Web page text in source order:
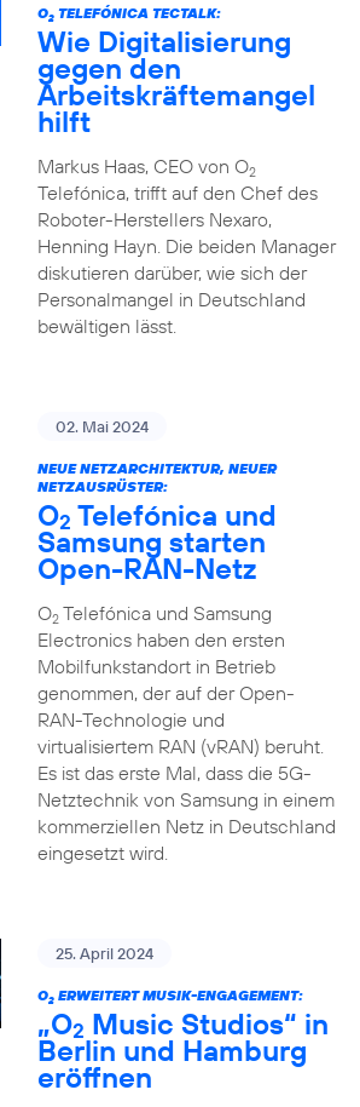
O2TELEFÓNICA TECTALK:
Wie Digitalisierung
gegen den
Arbeitskräftemangel
hilft
Markus Haas, CEO von O2
Telefónica, trifft auf den Chef des
Roboter-Herstellers Nexaro,
Henning Hayn. Die beiden Manager
diskutieren darüber, wie sich der
Personalmangel in Deutschland
bewältigen lässt.
02. Mai 2024
NEUE NETZARCHITEKTUR, NEUER
NETZAUSRÜSTER:
O2 Telefónica und
Samsung starten
Open-RAN-Netz
O2Telefónica und Samsung
Electronics haben den ersten
Mobilfunkstandort in Betrieb
genommen, der auf der Open-
RAN-Technologie und
virtualisiertem RAN (vRAN) beruht.
Es ist das erste Mal, dass die 5G-
Netztechnik von Samsung in einem
kommerziellen Netz in Deutschland
eingesetzt wird.
25. April 2024
O2ERWEITERT MUSIK-ENGAGEMENT:
„O2 Music Studios“ in
Berlin und Hamburg
eröffnen